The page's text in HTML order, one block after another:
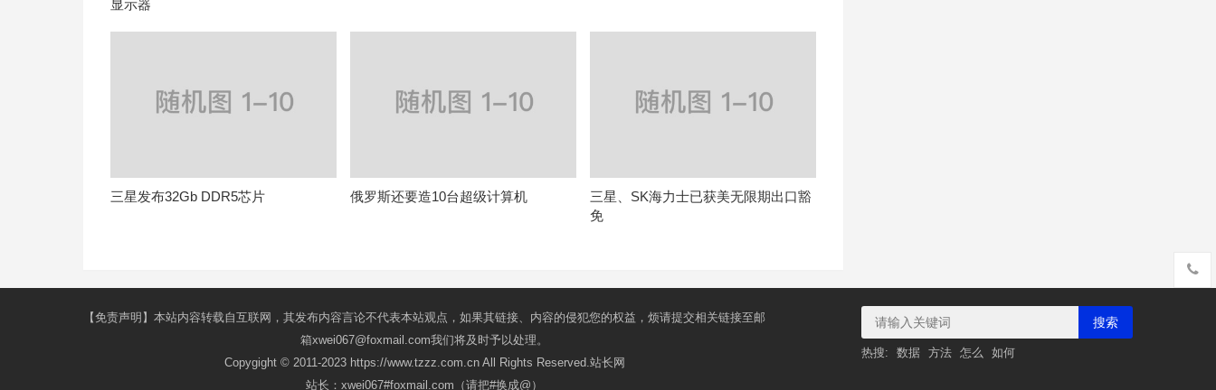
显示器
三星发布32Gb DDR5芯片 俄罗斯还要造10台超级计算机
三星、SK海力士已获美无限期出口豁
免
【免责声明】本站内容转载自互联网，其发布内容言论不代表本站观点，如果其链接、内容的侵犯您的权益，烦请提交相关链接至邮
箱xwei067@foxmail.com我们将及时予以处理。
Copygight © 2011-2023 https://www.tzzz.com.cn All Rights Reserved.站长网
站长：xwei067#foxmail.com（请把#换成@）
搜索
热搜: 数据 方法 怎么 如何